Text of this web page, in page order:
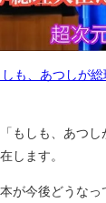
も、あつしが
もしも、あつ
します。
が今後どうなっ